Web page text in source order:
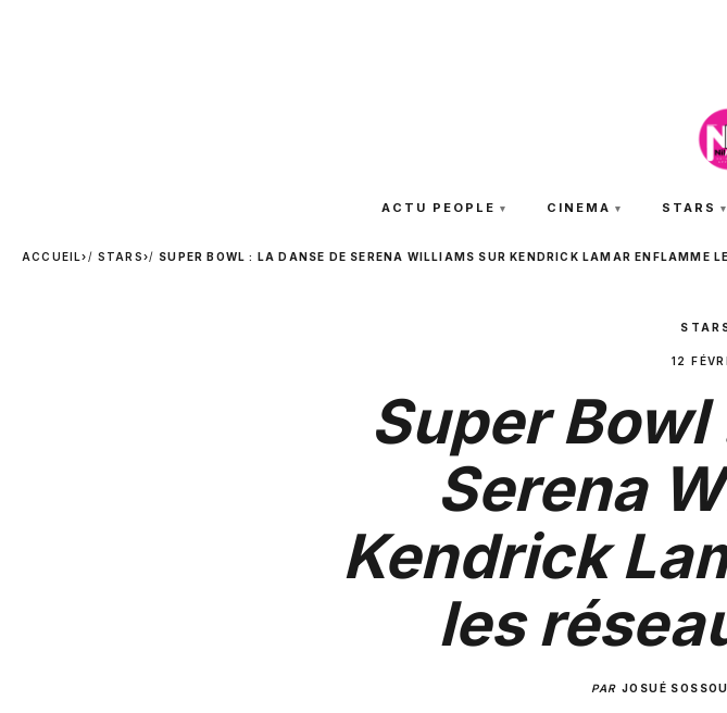
ACTU PEOPLE CINEMA STARS
ACCUEIL› STARS› SUPER BOWL : LA DANSE DE SERENA WILLIAMS SUR KENDRICK LAMAR ENFLAMME
12
Super Bowl
Serena
Kendrick
les
PARJOSUÉ SOSSOU